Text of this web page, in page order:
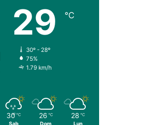
29 ℃
30º - 28º
75%
1.79 km/h
30 ℃
Sab
26 ℃
Dom
28 ℃
Lun